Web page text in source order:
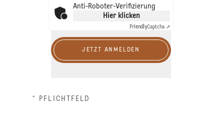
Anti-Roboter-Verifizierung
Hier klicken
FriendlyCaptcha ⇗
JETZT ANMELDEN
* PFLICHTFELD